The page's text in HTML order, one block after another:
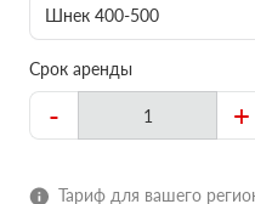
Шнек 400-500
Срок аренды
- +
Тариф для вашего